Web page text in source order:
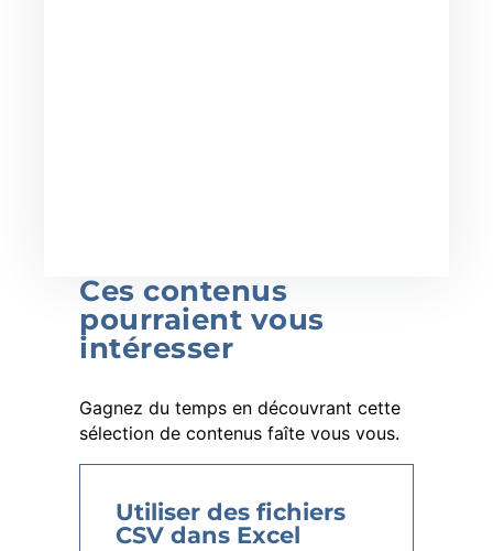
Ces contenus
pourraient vous
intéresser
Gagnez du temps en découvrant cette
sélection de contenus faîte vous vous.
Utiliser des fichiers
CSV dans Excel